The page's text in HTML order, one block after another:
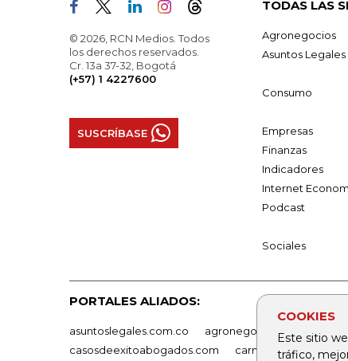
COOKIES
Este sitio
tráfico,
© 2026, RCN Medios. Todos
los derechos reservados.
Cr. 13a 37-32, Bogotá
(+57) 1 4227600
SUSCRÍBASE
TODAS LAS
Agronegocios
Asuntos Legales
Consumo
Empresas
Finanzas
Indicadores
Internet
Podcast
Sociales
PORTALES ALIADOS:
asuntoslegales.com.co agronegocios.co
casosdeexitoabogados.com